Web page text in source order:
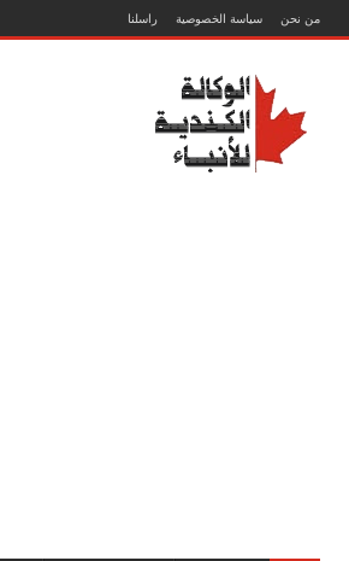
من نحن سياسة الخصوصية راسلنا